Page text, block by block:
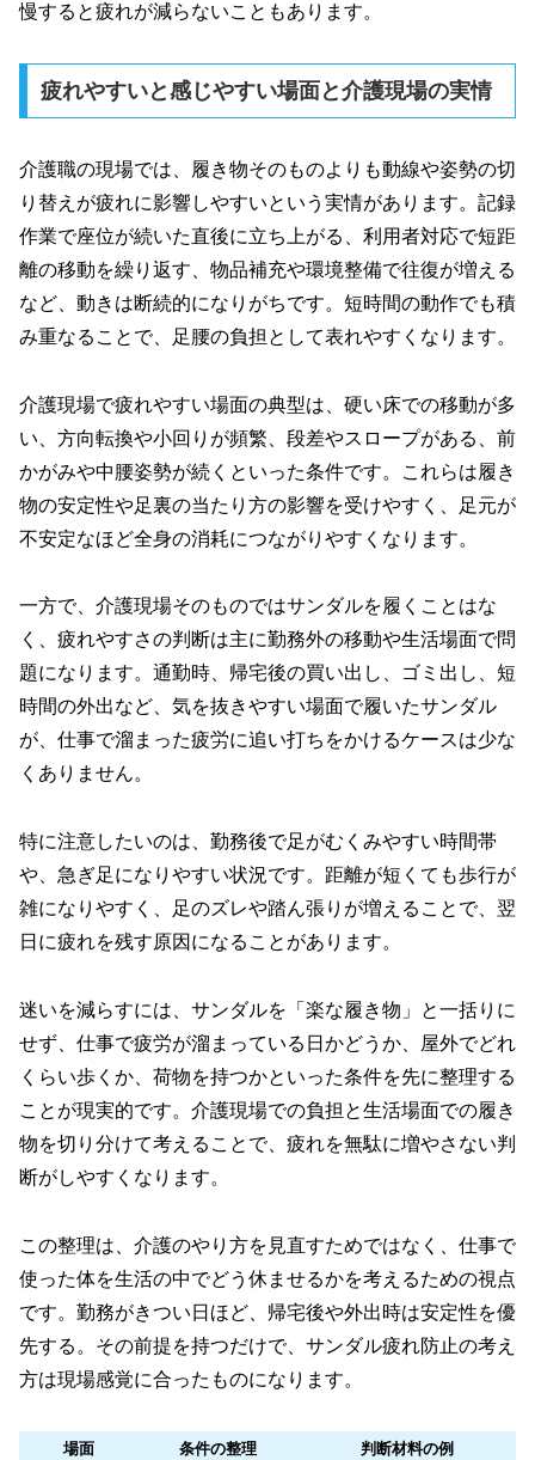
慢すると疲れが減らないこともあります。
疲れやすいと感じやすい場面と介護現場の実情
介護職の現場では、履き物そのものよりも動線や姿勢の切
り替えが疲れに影響しやすいという実情があります。記録
作業で座位が続いた直後に立ち上がる、利用者対応で短距
離の移動を繰り返す、物品補充や環境整備で往復が増える
など、動きは断続的になりがちです。短時間の動作でも積
み重なることで、足腰の負担として表れやすくなります。
介護現場で疲れやすい場面の典型は、硬い床での移動が多
い、方向転換や小回りが頻繁、段差やスロープがある、前
かがみや中腰姿勢が続くといった条件です。これらは履き
物の安定性や足裏の当たり方の影響を受けやすく、足元が
不安定なほど全身の消耗につながりやすくなります。
一方で、介護現場そのものではサンダルを履くことはな
く、疲れやすさの判断は主に勤務外の移動や生活場面で問
題になります。通勤時、帰宅後の買い出し、ゴミ出し、短
時間の外出など、気を抜きやすい場面で履いたサンダル
が、仕事で溜まった疲労に追い打ちをかけるケースは少な
くありません。
特に注意したいのは、勤務後で足がむくみやすい時間帯
や、急ぎ足になりやすい状況です。距離が短くても歩行が
雑になりやすく、足のズレや踏ん張りが増えることで、翌
日に疲れを残す原因になることがあります。
迷いを減らすには、サンダルを「楽な履き物」と一括りに
せず、仕事で疲労が溜まっている日かどうか、屋外でどれ
くらい歩くか、荷物を持つかといった条件を先に整理する
ことが現実的です。介護現場での負担と生活場面での履き
物を切り分けて考えることで、疲れを無駄に増やさない判
断がしやすくなります。
この整理は、介護のやり方を見直すためではなく、仕事で
使った体を生活の中でどう休ませるかを考えるための視点
です。勤務がきつい日ほど、帰宅後や外出時は安定性を優
先する。その前提を持つだけで、サンダル疲れ防止の考え
方は現場感覚に合ったものになります。
場面 条件の整理 判断材料の例